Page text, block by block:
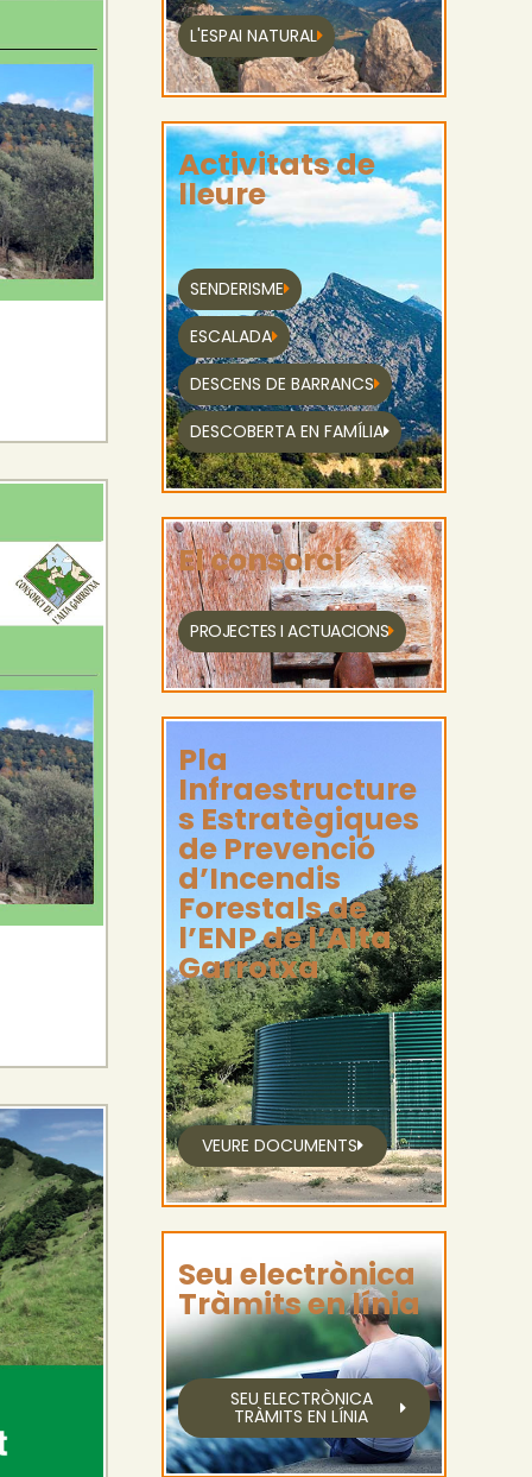
L'ESPAI NATURAL
Activitats de
lleure
SENDERISME
ESCALADA
DESCENS DE BARRANCS
DESCOBERTA EN FAMÍLIA
El consorci
PROJECTES I ACTUACIONS
Pla
Infraestructure
s Estratègiques
de Prevenció
d’Incendis
Forestals de
l’ENP de l’Alta
Garrotxa
VEURE DOCUMENTS
Seu electrònica
Tràmits en línia
SEU ELECTRÒNICA
TRÀMITS EN LÍNIA